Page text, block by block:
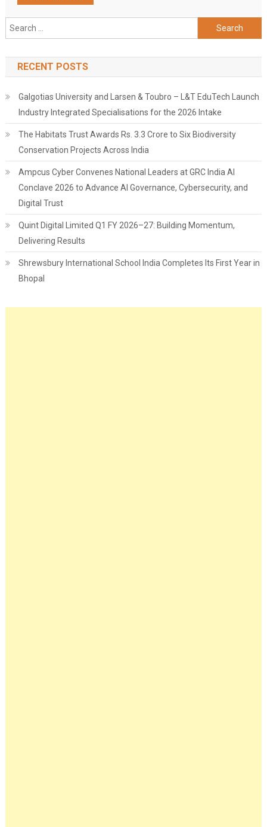
Search
for:
RECENT POSTS
Galgotias University and Larsen & Toubro – L&T EduTech Launch
Industry Integrated Specialisations for the 2026 Intake
The Habitats Trust Awards Rs. 3.3 Crore to Six Biodiversity
Conservation Projects Across India
Ampcus Cyber Convenes National Leaders at GRC India AI
Conclave 2026 to Advance AI Governance, Cybersecurity, and
Digital Trust
Quint Digital Limited Q1 FY 2026–27: Building Momentum,
Delivering Results
Shrewsbury International School India Completes Its First Year in
Bhopal